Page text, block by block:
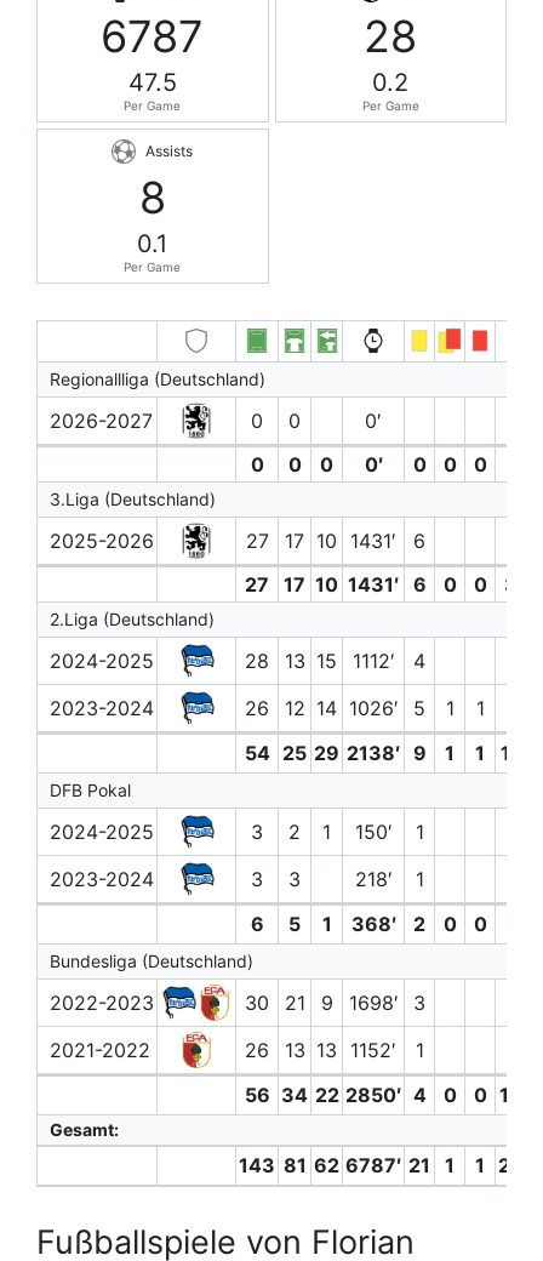
6787
47.5
Per Game
28
0.2
Per Game
Assists
8
0.1
Per Game
Regionallliga (Deutschland)
2026-2027 0 0 0′
0
0 0 0′ 0 0 0
3.Liga (Deutschland)
2025-2026 27 17 10 1431′ 6
27
17 10 1431′ 6 0 0 3
2.Liga (Deutschland)
2024-2025 28 13 15 1112′ 4
2023-2024
26 12 14 1026′ 5 1 1
54 25 29 2138′ 9 1 1 12
DFB Pokal
2024-2025 3 2 1 150′ 1
2023-2024
3 3 218′
1
6
5 1 368′ 2 0 0
Bundesliga (Deutschland)
2022-2023 30 21 9 1698′ 3
2021-2022
26 13 13 1152′ 1
56 34 22 2850′ 4 0 0 10
Gesamt:
143 81 62 6787′ 21 1 1 28
Fußballspiele von Florian